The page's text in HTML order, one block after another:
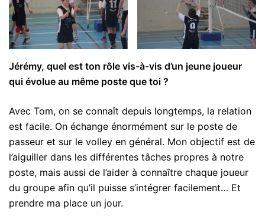
Jérémy, quel est ton rôle vis-à-vis d’un jeune joueur
qui évolue au même poste que toi ?
Avec Tom, on se connaît depuis longtemps, la relation
est facile. On échange énormément sur le poste de
passeur et sur le volley en général. Mon objectif est de
l’aiguiller dans les différentes tâches propres à notre
poste, mais aussi de l’aider à connaître chaque joueur
du groupe afin qu’il puisse s’intégrer facilement… Et
prendre ma place un jour.